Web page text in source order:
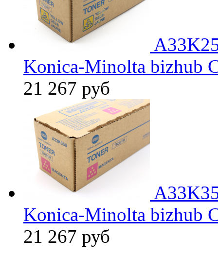
Konica-Minolta bizhub
21 267 руб
Konica-Minolta bizhub
21 267 руб